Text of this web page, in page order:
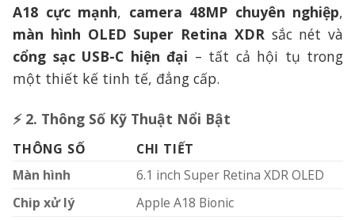
A18 cực mạnh, camera 48MP chuyên nghiệp,
màn hình OLED Super Retina XDRsắc nét và
cổng sạc USB-C hiện đại – tất cả hội tụ trong
một thiết kế tinh tế, đẳng cấp.
⚡ 2. Thông Số Kỹ Thuật Nổi Bật
THÔNG SỐ
CHI TIẾT
Màn hình
6.1 inch Super Retina XDR OLED
Chip xử lý
Apple A18 Bionic